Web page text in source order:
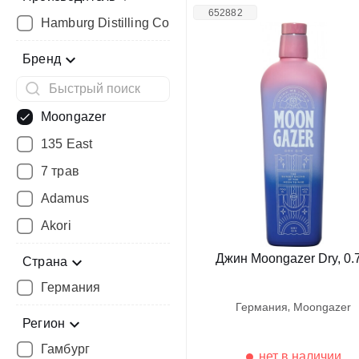
Hamburg Distilling Company
Бренд
Moongazer
135 East
7 трав
Adamus
Akori
Страна
Германия
Регион
Гамбург
652882
Джин Moongazer Dry,
германия moongazer
нет в наличии